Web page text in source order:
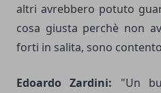
altri avrebbero potuto
cosa giusta perchè non
forti in salita, sono
Edoardo Zardini: "Un